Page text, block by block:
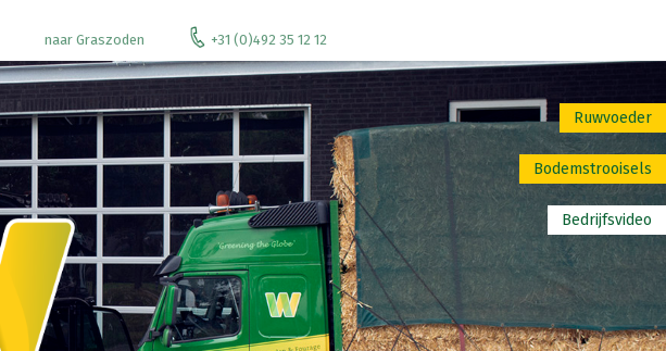
naar Graszoden +31 (0)492 35 12 12
Ruwvoeder
Bodemstrooisels
Bedrijfsvideo